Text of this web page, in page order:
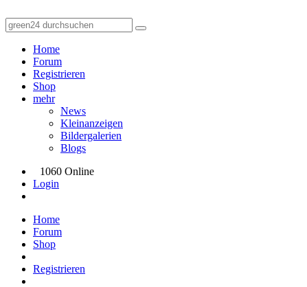
Home
Forum
Registrieren
Shop
mehr
News
Kleinanzeigen
Bildergalerien
Blogs
1060 Online
Login
Home
Forum
Shop
Registrieren